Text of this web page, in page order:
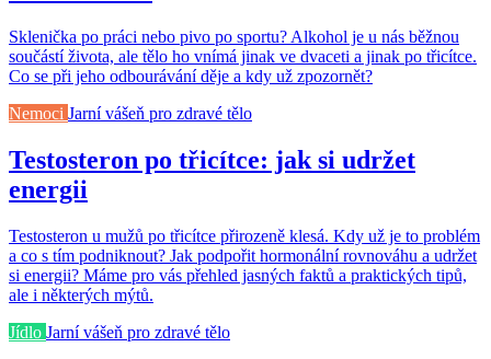
Sklenička po práci nebo pivo po sportu? Alkohol je u nás běžnou
součástí života, ale tělo ho vnímá jinak ve dvaceti a jinak po třicítce.
Co se při jeho odbourávání děje a kdy už zpozornět?
Nemoci Jarní vášeň pro zdravé tělo
Testosteron po třicítce: jak si udržet
energii
Testosteron u mužů po třicítce přirozeně klesá. Kdy už je to problém
a co s tím podniknout? Jak podpořit hormonální rovnováhu a udržet
si energii? Máme pro vás přehled jasných faktů a praktických tipů,
ale i některých mýtů.
Jídlo Jarní vášeň pro zdravé tělo